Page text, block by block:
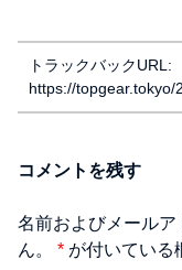
トラックバックURL:
https://
コメントを残す
名前およびメール
ん。 * が付いている